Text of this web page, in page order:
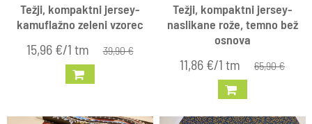
Težji, kompaktni jersey-
kamuflažno zeleni vzorec
15,96 €/1 tm 39,90 €
Težji, kompaktni jersey-
naslikane rože, temno bež
osnova
11,86 €/1 tm 65,90 €